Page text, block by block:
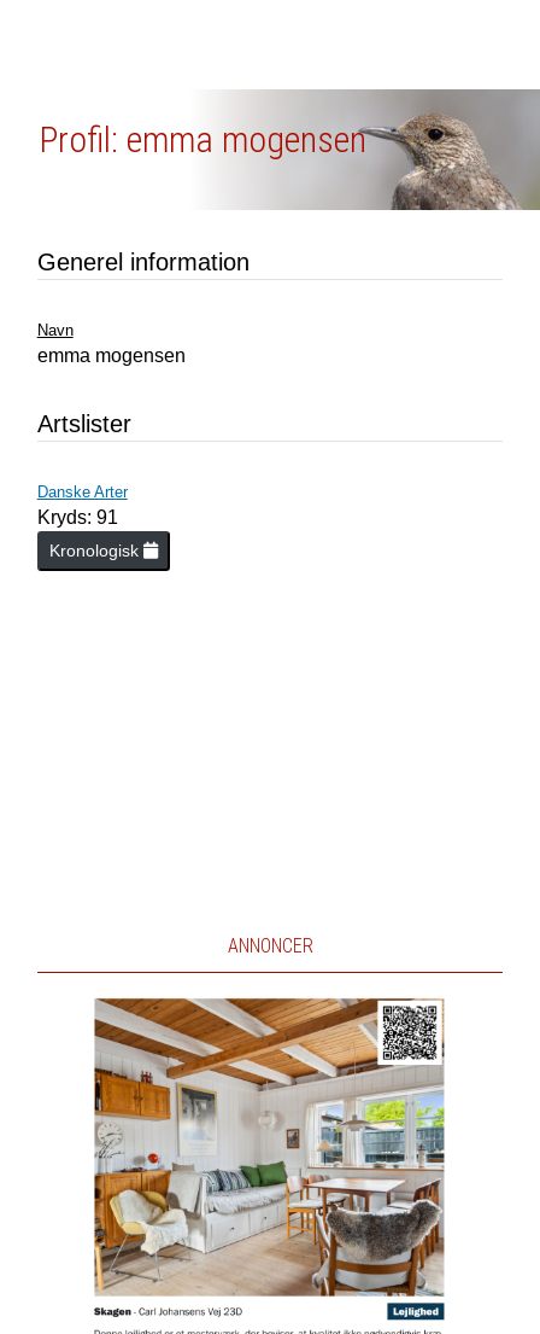
Profil: emma mogensen
Generel information
Navn
emma mogensen
Artslister
Danske Arter
Kryds: 91
Kronologisk
ANNONCER